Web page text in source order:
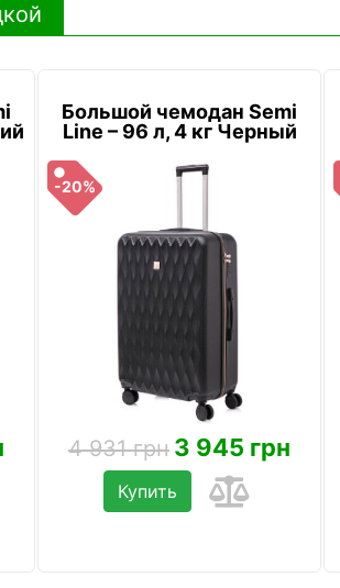
Большой чемодан Semi
Line – 96 л, 4 кг Черный
-20%
4 931 грн 3 945 грн
Купить